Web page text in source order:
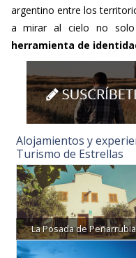
argentino entre los
a mirar al cielo no solo
herramienta de
Alojamientos y
Turismo de Estrellas
La Posada de Peñarrubia